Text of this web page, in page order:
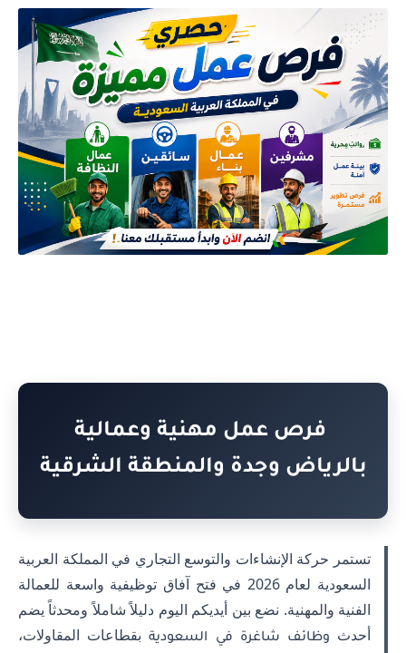
فرص عمل مهنية وعمالية
بالرياض وجدة والمنطقة الشرقية
تستمر حركة الإنشاءات والتوسع التجاري في المملكة العربية
السعودية لعام 2026 في فتح آفاق توظيفية واسعة للعمالة
الفنية والمهنية. نضع بين أيديكم اليوم دليلاً شاملاً ومحدثاً يضم
أحدث
وظائف شاغرة في السعوديةبقطاعات المقاولات،